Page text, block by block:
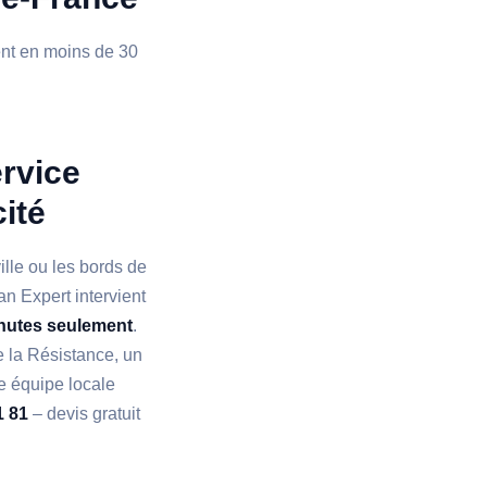
en moins de 30
ou les bords de
Expert intervient
seulement.
la Résistance, un
équipe locale
81 – devis gratuit